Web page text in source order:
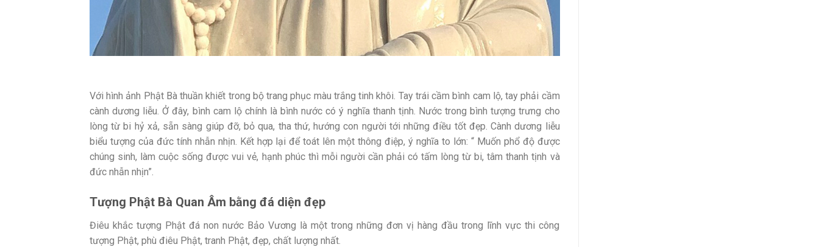
Với hình ảnh Phật Bà thuần khiết trong bộ trang phục màu trắng tinh khôi. Tay trái cầm bình cam lộ, tay phải cầm
cành dương liễu. Ở đây, bình cam lộ chính là bình nước có ý nghĩa thanh tịnh. Nước trong bình tượng trưng cho
lòng từ bi hỷ xả, sẵn sàng giúp đỡ, bỏ qua, tha thứ, hướng con người tới những điều tốt đẹp. Cành dương liễu
biểu tượng của đức tính nhẫn nhịn. Kết hợp lại để toát lên một thông điệp, ý nghĩa to lớn: “ Muốn phổ độ được
chúng sinh, làm cuộc sống được vui vẻ, hạnh phúc thì mỗi người cần phải có tấm lòng từ bi, tâm thanh tịnh và
đức nhẫn nhịn”.
Tượng Phật Bà Quan Âm bằng đá diện đẹp
Điêu khắc tượng Phật đá non nước Bảo Vương là một trong những đơn vị hàng đầu trong lĩnh vực thi công
tượng Phật, phù điêu Phật, tranh Phật, đẹp, chất lượng nhất.